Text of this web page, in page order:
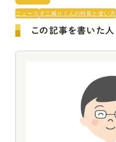
ニュース ダニ捕りくんの特長と使い方
この記事を書いた人